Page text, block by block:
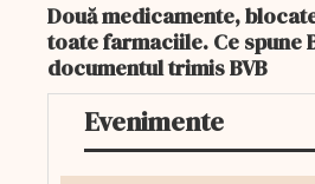
Două medicamente,
toate farmaciile. Ce spune
documentul trimis BVB
Evenimente